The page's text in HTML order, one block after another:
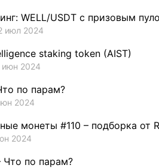
WELL/USDT с призовым
июл 2024
staking token (AIST)
июн 2024
по парам?
2024
монеты #110 – подборка от
2024
Что по парам?